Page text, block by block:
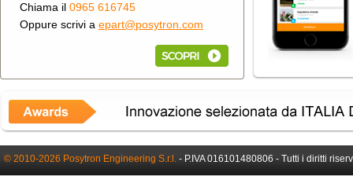
Chiama il 0965 616745
Oppure scrivi a epart@posytron.com
© 2010-2026 Posytron Engineering S.r.l. - P.IVA 016101480806 - Tutti i diritti